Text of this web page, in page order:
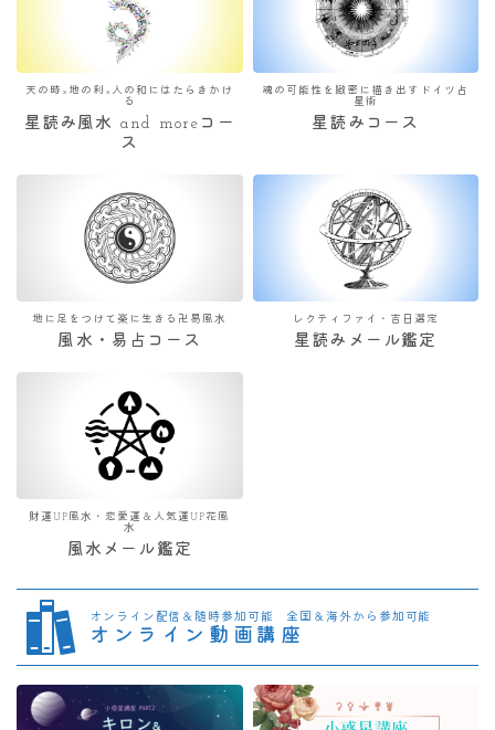
天の時×地の利×人の和にはたらきかけ
る
星読み風水 and moreコー
ス
魂の可能性を緻密に描き出すドイツ占
星術
星読みコース
地に足をつけて楽に生きる卍易風水
風水・易占コース
レクティファイ・吉日選定
星読みメール鑑定
財運UP風水・恋愛運＆人気運UP花風
水
風水メール鑑定
オンライン配信＆随時参加可能 全国＆海外から参加可能
オンライン動画講座